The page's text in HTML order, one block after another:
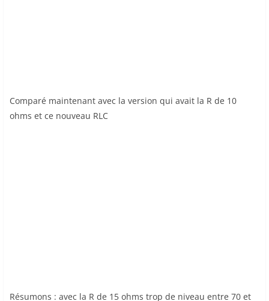
Comparé maintenant avec la version qui avait la R de 10
ohms et ce nouveau RLC
Résumons : avec la R de 15 ohms trop de niveau entre 70 et